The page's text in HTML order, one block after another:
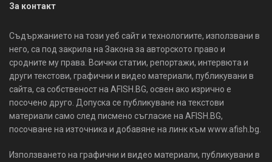
За контакт
Съдържанието на този уеб сайт и технологиите, използвани в
него, са под закрила на Закона за авторското право и
сродните му права. Всички статии, репортажи, интервюта и
други текстови, графични и видео материали, публикувани в
сайта, са собственост на AFISH.BG, освен ако изрично е
посочено друго. Допуска се публикуване на текстови
материали само след писмено съгласие на AFISH.BG,
посочване на източника и добавяне на линк към www.afish.bg.
Използването на графични и видео материали, публикувани в